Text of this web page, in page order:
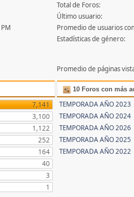
Total de Foros:
Último usuario:
Promedio de usuarios
Estadísticas de género:
Promedio de páginas
7,141
3,100
1,122
252
164
40
3
1
10 Foros con más
TEMPORADA AÑO 2023
TEMPORADA AÑO 2024
TEMPORADA AÑO 2026
TEMPORADA AÑO 2025
TEMPORADA AÑO 2022